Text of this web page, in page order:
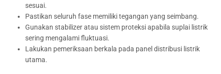
sesuai.
Pastikan seluruh fase memiliki tegangan yang seimbang.
Gunakan stabilizer atau sistem proteksi apabila suplai listrik
sering mengalami fluktuasi.
Lakukan pemeriksaan berkala pada panel distribusi listrik
utama.